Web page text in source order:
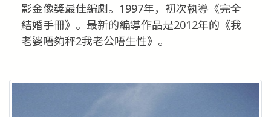
影金像獎最佳編劇。1997年，初次執導《完全
結婚手冊》。最新的編導作品是2012年的《我
老婆唔夠秤2我老公唔生性》。